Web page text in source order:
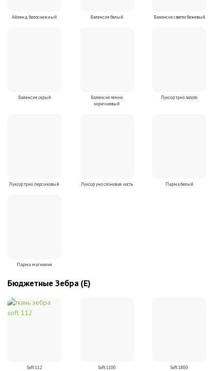
Айленд белоснежный Валенсия белый Валенсия светло бежевый
Валенсия серый
Валенсия темно
коричневый
Луксор трио золото
Луксор трио персиковый Луксор уно слоновая кость Парма белый
Парма магнолия
Бюджетные Зебра (Е)
Soft 112 Soft 1100 Soft 1800